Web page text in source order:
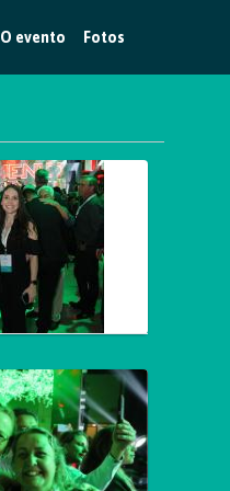
O evento Fotos